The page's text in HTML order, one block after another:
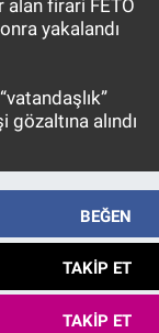
firari FETÖ
yakalandı
alındı
BEĞEN
TAKIP ET
TAKIP ET